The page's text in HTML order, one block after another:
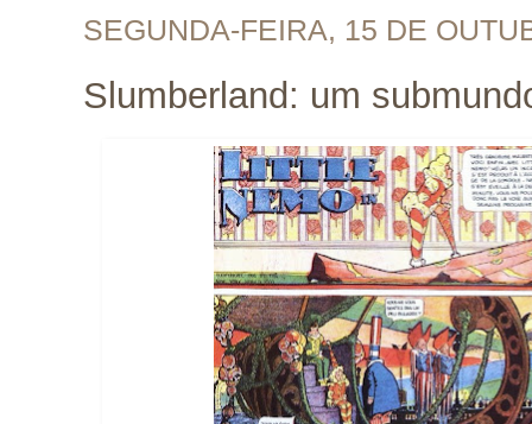
SEGUNDA-FEIRA, 15 DE
Slumberland: um